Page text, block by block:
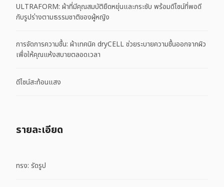
ULTRAFORM: ผ้าที่มีคุณสมบัติยืดหยุ่นและกระชับ พร้อมดีไซน์ที่พอดี
กับรูปร่างตามธรรมชาติของผู้หญิง
การจัดการความชื้น: ผ้าเทคนิค dryCELL ช่วยระบายความชื้นออกจากผิว
เพื่อให้คุณแห้งสบายตลอดเวลา
ดีไซน์สะท้อนแสง
รายละเอียด
ทรง: รัดรูป